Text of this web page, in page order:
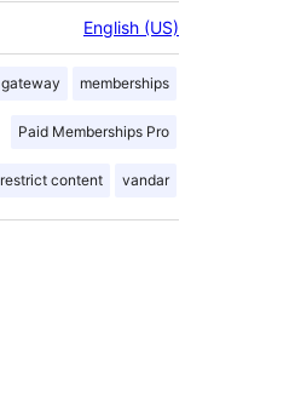
English (US)
gateway memberships
Paid Memberships Pro
restrict content vandar